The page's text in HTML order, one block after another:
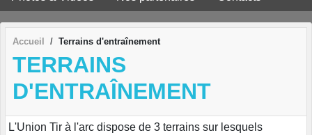
Accueil Terrains d'entraînement
TERRAINS
D'ENTRAÎNEMENT
L'Union Tir à l'arc dispose de 3 terrains sur lesquels